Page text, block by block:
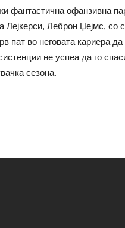
фантастична офанзивна
Лејкерси, Леброн Џејмс, со
пат во неговата кариера
не успеа да го
сезона.